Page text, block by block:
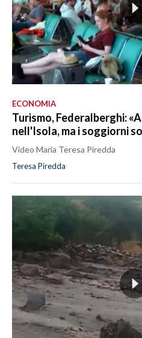
ECONOMIA
Turismo, Federalberghi:
nell'Isola, ma i soggiorni
Video Maria Teresa Piredda
Teresa Piredda